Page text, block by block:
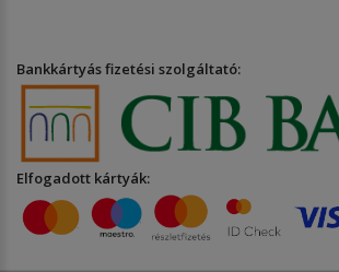
Bankkártyás fizetési szolgáltató:
Elfogadott kártyák: